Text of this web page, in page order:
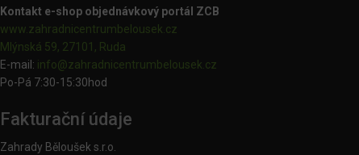
Kontakt e-shop objednávkový portál ZCB
www.zahradnicentrumbelousek.cz
Mlýnská 59, 27101, Ruda
E-mail: info@zahradnicentrumbelousek. cz
Po-Pá 7:30-15:30hod
Fakturační údaje
Zahrady Běloušek s.r.o.